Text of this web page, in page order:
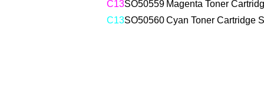
C13SO50559 Magenta Toner
C13SO50560Cyan Toner Cartridge